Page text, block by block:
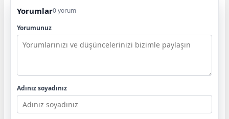
Yorumlar0 yorum
Yorumunuz
Adınız soyadınız